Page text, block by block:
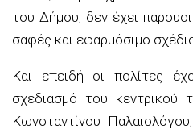
του Δήμου, δεν έχει
σαφές και εφαρμόσιμο
Και επειδή οι πολίτες
σχεδιασμό του κεντρικού
Κωνσταντίνου